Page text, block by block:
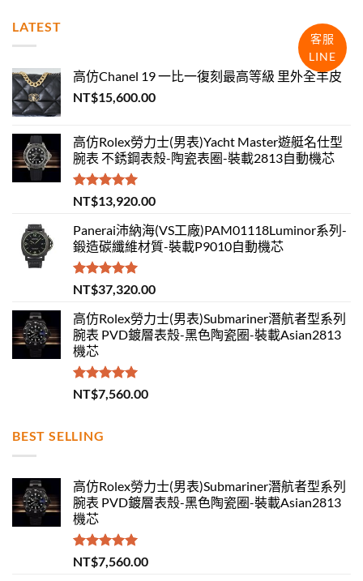
LATEST
高仿Chanel 19 一比一復刻最高等級 里外全羊皮
NT$15,600.00
高仿Rolex勞力士(男表)Yacht Master遊艇名仕型
腕表 不銹鋼表殼-陶瓷表圈-裝載2813自動機芯
評分5.00
滿分 5
NT$13,920.00
Panerai沛納海(VS工廠)PAM01118Luminor系列-
鍛造碳纖維材質-裝載P9010自動機芯
評分5.00
滿分 5
NT$37,320.00
高仿Rolex勞力士(男表)Submariner潛航者型系列
腕表 PVD鍍層表殼-黑色陶瓷圈-裝載Asian2813
機芯
評分 5.00
滿分 5
NT$7,560.00
BEST SELLING
高仿Rolex勞力士(男表)Submariner潛航者型系列
腕表 PVD鍍層表殼-黑色陶瓷圈-裝載Asian2813
機芯
評分 5.00
滿分 5
NT$7,560.00
客服
LINE